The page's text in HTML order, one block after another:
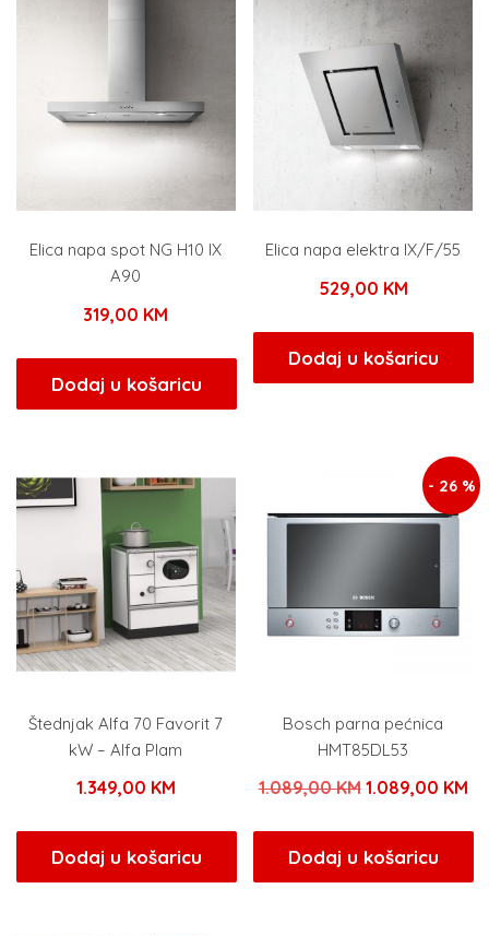
Elica napa spot NG H10 IX
A90
319,00 KM
Dodaj u košaricu
Elica napa elektra IX/F/55
529,00 KM
Dodaj u košaricu
Štednjak Alfa 70 Favorit 7
kW – Alfa Plam
1.349,00 KM
Dodaj u košaricu
- 26 %
Bosch parna pećnica
HMT85DL53
1.089,00KM Izvorna
bila
je:
1.089,00 KM
Dodaj u košaricu